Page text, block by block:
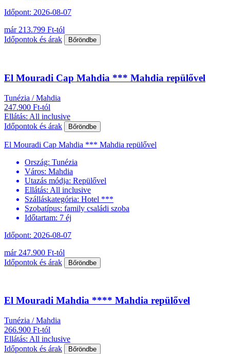
Időpont: 2026-08-07
már 213.799 Ft-tól
Időpontok és árak
Bőröndbe
El Mouradi Cap Mahdia *** Mahdia repülővel
Tunézia / Mahdia
247.900 Ft-tól
Ellátás: All inclusive
Időpontok és árak
Bőröndbe
El Mouradi Cap Mahdia *** Mahdia repülővel
Ország: Tunézia
Város: Mahdia
Utazás módja: Repülővel
Ellátás: All inclusive
Szálláskategória: Hotel ***
Szobatípus: family családi szoba
Időtartam: 7 éj
Időpont: 2026-08-07
már 247.900 Ft-tól
Időpontok és árak
Bőröndbe
El Mouradi Mahdia **** Mahdia repülővel
Tunézia / Mahdia
266.900 Ft-tól
Ellátás: All inclusive
Időpontok és árak
Bőröndbe